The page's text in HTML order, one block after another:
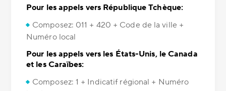
Pour les appels vers République Tchèque:
Composez: 011 + 420 + Code de la ville +
Numéro local
Pour les appels vers les États-Unis, le Canada
et les Caraïbes:
Composez: 1 + Indicatif régional + Numéro